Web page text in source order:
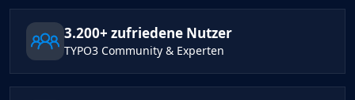
3.200+ zufriedene Nutzer
TYPO3 Community & Experten